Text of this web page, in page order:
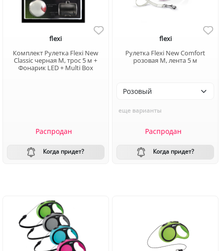
flexi
Комплект Рулетка Flexi New
Classic черная M, трос 5 м +
Фонарик LED + Multi Box
Распродан
Когда придет?
flexi
Рулетка Flexi New Comfort
розовая M, лента 5 м
еще варианты
Распродан
Когда придет?